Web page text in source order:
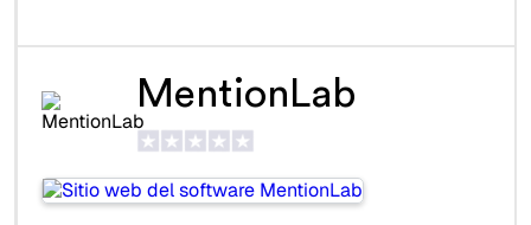
MentionLab